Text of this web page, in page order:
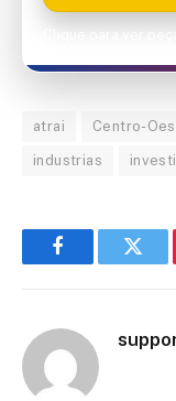
atrai Centro-
industrias
Facebook